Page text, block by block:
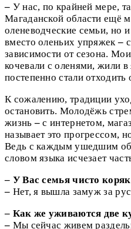
– У нас, по крайней мере,
Магаданской области ещё
оленеводческие семьи, но
вместо оленьих упряжек–
зависимости от сезона.
кочевали с оленями, жили в
постепенно стали отходить
К сожалению, традиции
остановить. Молодёжь
жизнь– с интернетом,
называет это прогрессом,
Ведь с каждым ушедшим
словом языка исчезает
– У Вас семья чисто
– Нет, я вышла замуж за
– Как же уживаются две
– Мы сейчас живем